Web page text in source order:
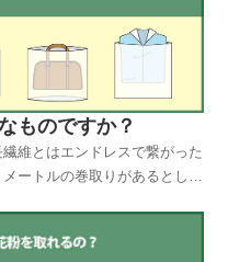
ものですか？
維とはエンドレスで繋がった
ートルの巻取りがあるとしま
ら製造します。その為１本の
さになります。こ...